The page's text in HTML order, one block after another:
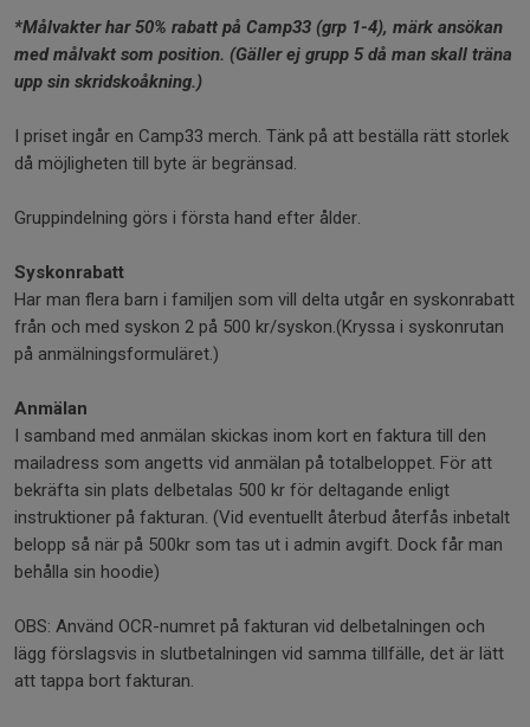
*Målvakter har 50% rabatt på Camp33 (grp 1-4), märk ansökan
med målvakt som position. (Gäller ej grupp 5 då man skall träna
upp sin skridskoåkning.)
I priset ingår en Camp33 merch. Tänk på att beställa rätt storlek
då möjligheten till byte är begränsad.
Gruppindelning görs i första hand efter ålder.
Syskonrabatt
Har man flera barn i familjen som vill delta utgår en syskonrabatt
från och med syskon 2 på 500 kr/syskon.(Kryssa i syskonrutan
på anmälningsformuläret.)
Anmälan
I samband med anmälan skickas inom kort en faktura till den
mailadress som angetts vid anmälan på totalbeloppet. För att
bekräfta sin plats delbetalas 500 kr för deltagande enligt
instruktioner på fakturan. (Vid eventuellt återbud återfås inbetalt
belopp så när på 500kr som tas ut i admin avgift. Dock får man
behålla sin hoodie)
OBS: Använd OCR-numret på fakturan vid delbetalningen och
lägg förslagsvis in slutbetalningen vid samma tillfälle, det är lätt
att tappa bort fakturan.